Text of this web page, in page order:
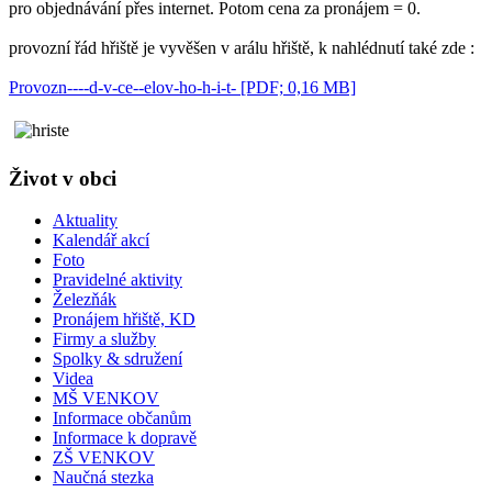
pro objednávání přes internet. Potom cena za pronájem = 0.
provozní řád hřiště je vyvěšen v arálu hřiště, k nahlédnutí také zde :
Provozn----d-v-ce--elov-ho-h-i-t- [PDF; 0,16 MB]
Život v obci
Aktuality
Kalendář akcí
Foto
Pravidelné aktivity
Železňák
Pronájem hřiště, KD
Firmy a služby
Spolky & sdružení
Videa
MŠ VENKOV
Informace občanům
Informace k dopravě
ZŠ VENKOV
Naučná stezka